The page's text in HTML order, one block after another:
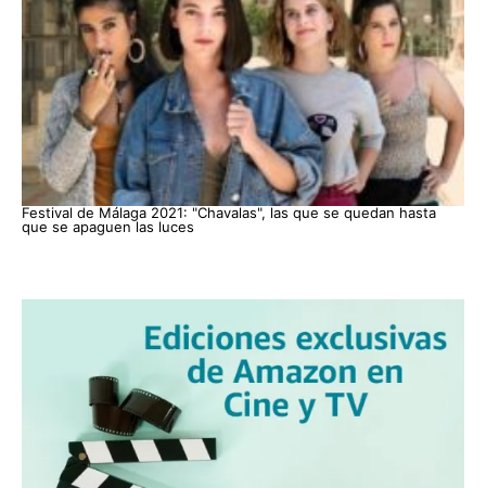
Festival de Málaga 2021: "Chavalas", las que se quedan hasta
que se apaguen las luces